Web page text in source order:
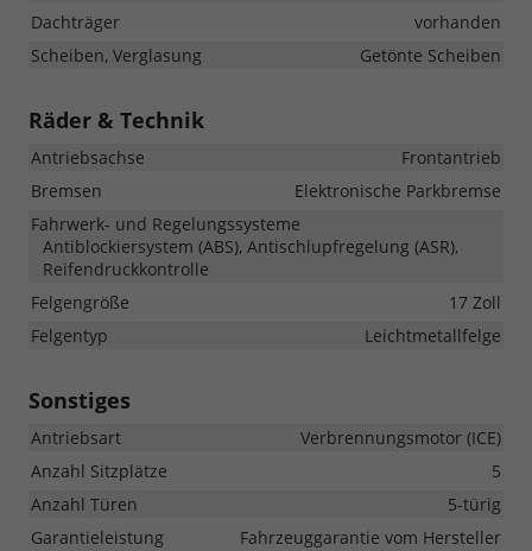
Dachträger
vorhanden
Scheiben, Verglasung
Getönte Scheiben
Räder & Technik
Antriebsachse
Frontantrieb
Bremsen
Elektronische Parkbremse
Fahrwerk- und Regelungssysteme
Antiblockiersystem (ABS), Antischlupfregelung (ASR),
Reifendruckkontrolle
Felgengröße
17 Zoll
Felgentyp
Leichtmetallfelge
Sonstiges
Antriebsart
Verbrennungsmotor (ICE)
Anzahl Sitzplätze
5
Anzahl Türen
5-türig
Garantieleistung
Fahrzeuggarantie vom Hersteller